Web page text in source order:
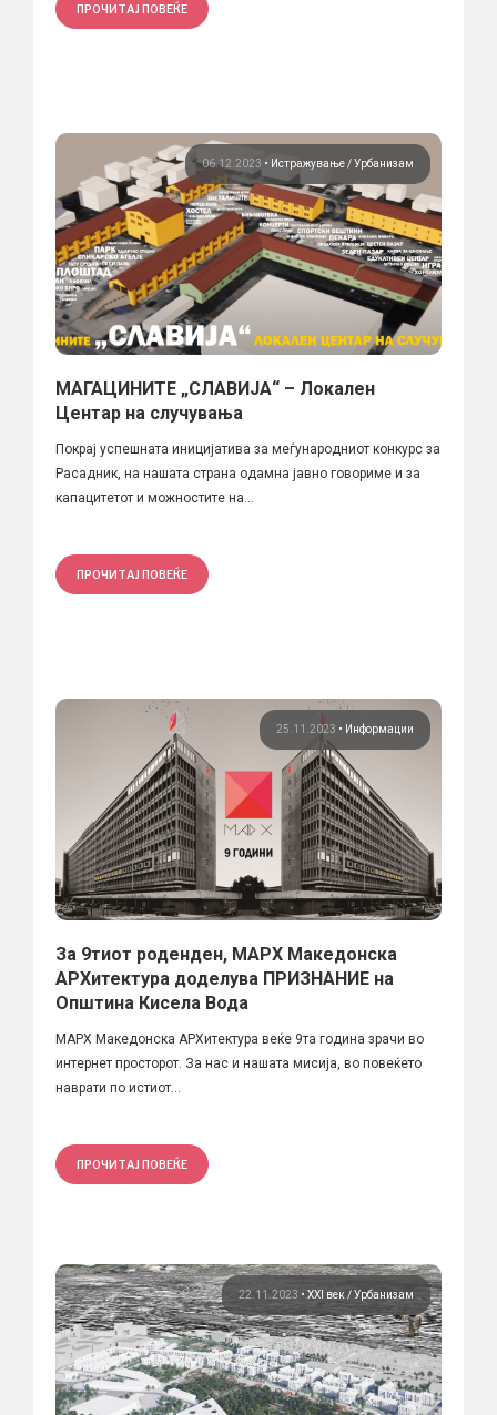
ПРОЧИТАЈ ПОВЕЌЕ
06.12.2023 • Истражување Урбанизам
МАГАЦИНИТЕ „СЛАВИЈА“ – Локален
Центар на случувања
Покрај успешната иницијатива за меѓународниот конкурс за
Расадник, на нашата страна одамна јавно говориме и за
капацитетот и можностите на...
ПРОЧИТАЈ ПОВЕЌЕ
25.11.2023 • Информации
За 9тиот роденден, МАРХ Македонска
АРХитектура доделува ПРИЗНАНИЕ на
Општина Кисела Вода
МАРХ Македонска АРХитектура веќе 9та година зрачи во
интернет просторот. За нас и нашата мисија, во повеќето
наврати по истиот...
ПРОЧИТАЈ ПОВЕЌЕ
22.11.2023 • XXI век Урбанизам